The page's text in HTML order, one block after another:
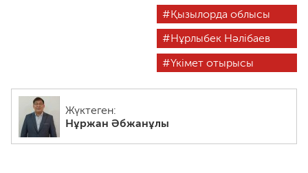
Қызылорда облысы
Нұрлыбек Нәлібаев
Үкімет отырысы
Жүктеген:
Нұржан Әбжанұлы